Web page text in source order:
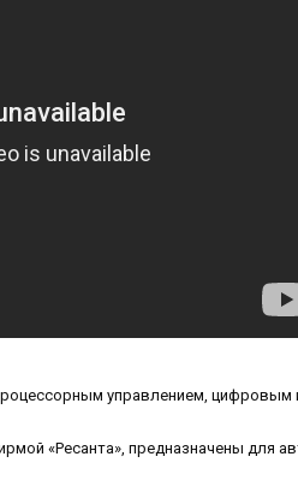
управлением, цифровым
«Ресанта», предназначены для